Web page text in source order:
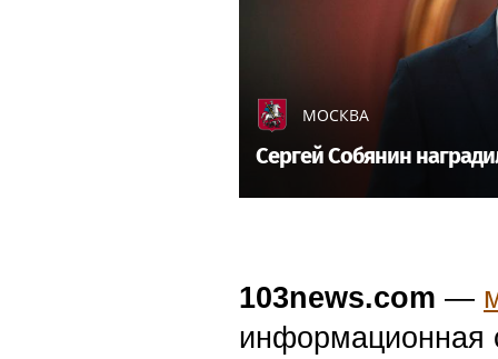
МОСКВА
Сергей Собянин
103news.com —
информационная